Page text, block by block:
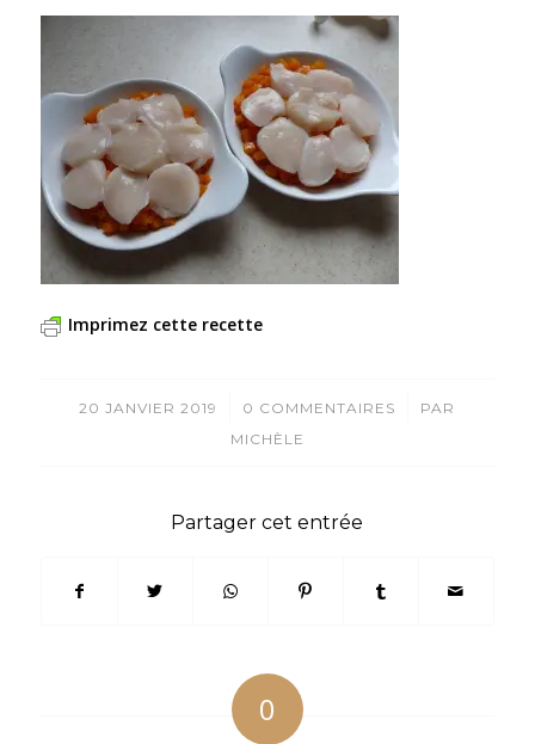
Imprimez cette recette
20 JANVIER 2019
/ 0 COMMENTAIRES
/
PAR
MICHÈLE
Partager cet entrée
0